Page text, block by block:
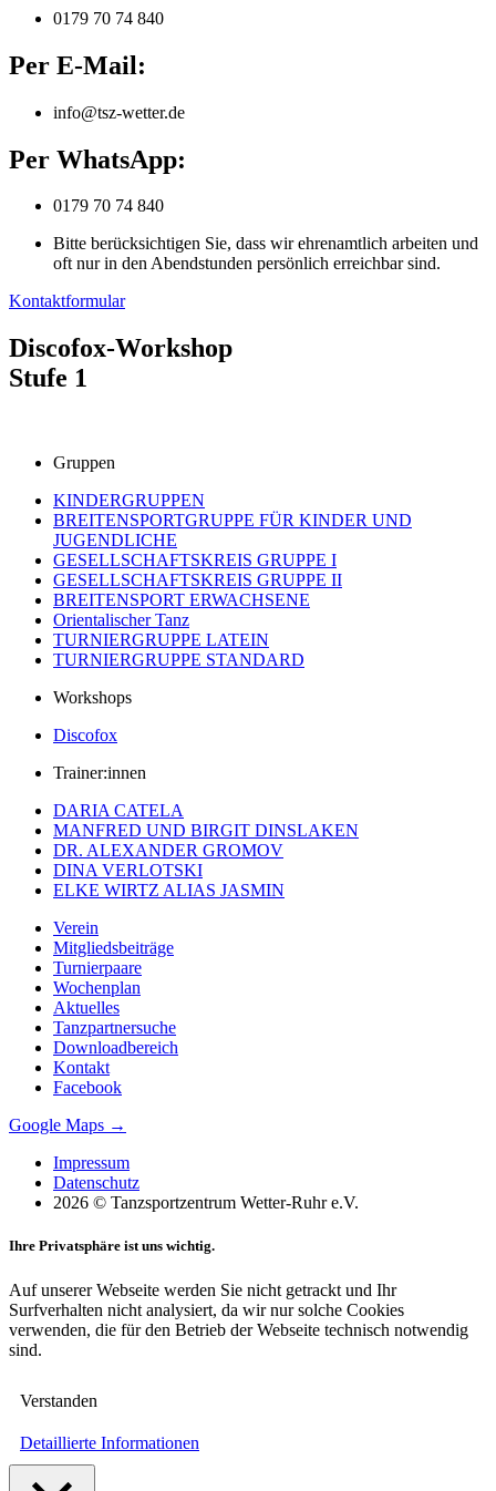
0179 70 74 840
Per E-Mail:
info@tsz-wetter.de
Per WhatsApp:
0179 70 74 840
Bitte berücksichtigen Sie, dass wir ehrenamtlich arbeiten und
oft nur in den Abendstunden persönlich erreichbar sind.
Kontaktformular
Discofox-Workshop
Stufe 1
Gruppen
KINDERGRUPPEN
BREITENSPORTGRUPPE FÜR KINDER UND
JUGENDLICHE
GESELLSCHAFTSKREIS GRUPPE I
GESELLSCHAFTSKREIS GRUPPE II
BREITENSPORT ERWACHSENE
Orientalischer Tanz
TURNIERGRUPPE LATEIN
TURNIERGRUPPE STANDARD
Workshops
Discofox
Trainer:innen
DARIA CATELA
MANFRED UND BIRGIT DINSLAKEN
DR. ALEXANDER GROMOV
DINA VERLOTSKI
ELKE WIRTZ ALIAS JASMIN
Verein
Mitgliedsbeiträge
Turnierpaare
Wochenplan
Aktuelles
Tanzpartnersuche
Downloadbereich
Kontakt
Facebook
Google Maps →
Impressum
Datenschutz
2026 © Tanzsportzentrum Wetter-Ruhr e.V.
Ihre Privatsphäre ist uns wichtig.
Auf unserer Webseite werden Sie nicht getrackt und Ihr
Surfverhalten nicht analysiert, da wir nur solche Cookies
verwenden, die für den Betrieb der Webseite technisch notwendig
sind.
Verstanden
Detaillierte Informationen